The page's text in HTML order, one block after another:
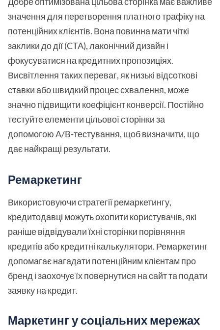
значення для перетворення платного трафіку на
потенційних клієнтів. Вона повинна мати чіткі
заклики до дії (CTA), лаконічний дизайн і
фокусуватися на кредитних пропозиціях.
Висвітлення таких переваг, як низькі відсоткові
ставки або швидкий процес схвалення, може
значно підвищити коефіцієнт конверсії. Постійно
тестуйте елементи цільової сторінки за
допомогою A/B-тестування, щоб визначити, що
дає найкращі результати.
Ремаркетинг
Використовуючи стратегії ремаркетингу,
кредитодавці можуть охопити користувачів, які
раніше відвідували їхні сторінки порівняння
кредитів або кредитні калькулятори. Ремаркетинг
допомагає нагадати потенційним клієнтам про
бренд і заохочує їх повернутися на сайт та подати
заявку на кредит.
Маркетинг у соціальних мережах